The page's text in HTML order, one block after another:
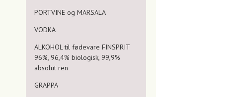
PORTVINE og MARSALA
VODKA
ALKOHOL til fødevare FINSPRIT
96%, 96,4% biologisk, 99,9%
absolut ren
GRAPPA